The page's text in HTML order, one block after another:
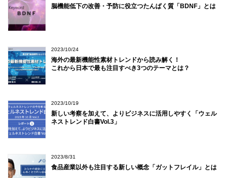
脳機能低下の改善・予防に役立つたんぱく質「BDNF」とは
2023/10/24
海外の最新機能性素材トレンドから読み解く！
これから日本で最も注目すべき3つのテーマとは？
2023/10/19
新しい考察を加えて、よりビジネスに活用しやすく「ウェル
ネストレンド白書Vol.3」
2023/8/31
食品産業以外も注目する新しい概念「ガットフレイル」とは